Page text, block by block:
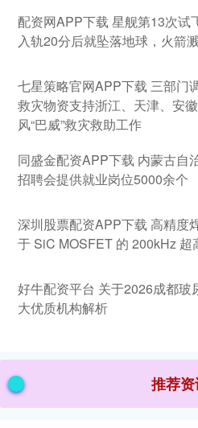
配资网APP下载 星舰第13次试
入轨20分后就坠落地球，火箭
七星策略官网APP下载 三部门
救灾物资支持浙江、天津、安
风“巴威”救灾救助工作
同盛金配资APP下载 内蒙古自
招聘会提供就业岗位5000余个
深圳股票配资APP下载 高精度
于 SiC MOSFET 的 200kHz 超
好牛配资平台 关于2026成都玻
大优质机构解析
推荐